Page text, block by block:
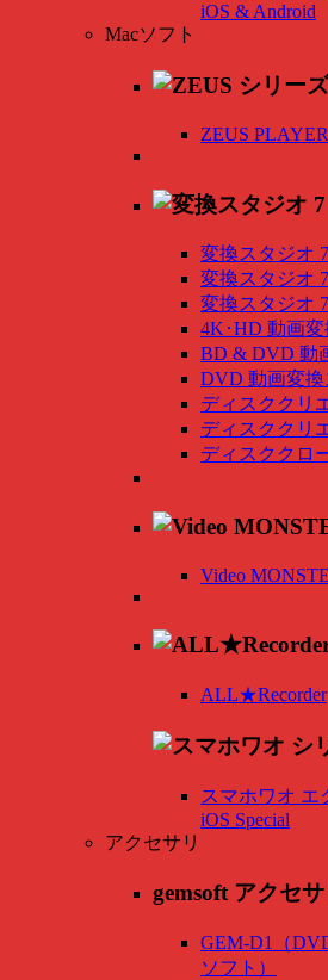
iOS & Android
Macソフト
ZEUS PLAYER
変換スタジオ
変換スタジオ
変換スタジオ
4K･HD 動画
BD & DVD 動
DVD 動画変換
ディスククリ
ディスククリ
ディスククロ
Video
ALL★Recorder
スマホワオ エ
iOS Special
アクセサリ
gemsoft アクセサ
GEM-D1（
ソフト）